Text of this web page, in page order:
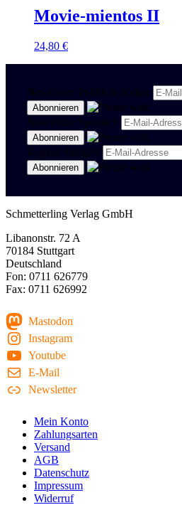
Movie-mientos II
24,80 €
Newsletter Politik & Kultur
Newsletter Spanisch
Region Stuttgart
Schmetterling Verlag GmbH
Libanonstr. 72 A
70184 Stuttgart
Deutschland
Fon: 0711 626779
Fax: 0711 626992
Mastodon
Instagram
Youtube
E-Mail
Newsletter
Mein Konto
Zahlungsarten
Versand
AGB
Datenschutz
Impressum
Widerruf